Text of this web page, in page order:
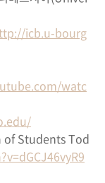
icb.u-bourg
watc
of Students Tod